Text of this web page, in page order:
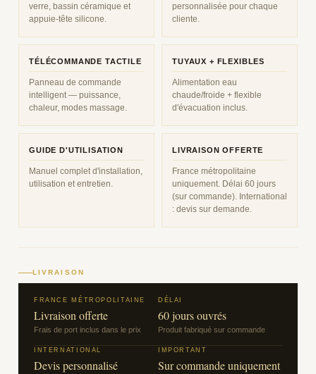
verre, bassin céramique et
appuie-tête silicone.
personnalisée pour chaque
cliente.
TÉLÉCOMMANDE TACTILE
Panneau de commande
intelligent — puissance,
chaleur, modes massage.
TUYAUX + FLEXIBLES
Alimentation eau
chaude/froide + flexible
d'évacuation inclus.
GUIDE D'UTILISATION
Manuel complet d'installation,
utilisation et entretien.
LIVRAISON OFFERTE
France métropolitaine
uniquement. Délai 60 jours
(sur commande). International
: devis sur demande.
LIVRAISON
FRANCE MÉTROPOLITAINE
Livraison offerte
Frais de port inclus dans le prix
DÉLAI
60 jours ouvrés
Produit fabriqué sur commande
INTERNATIONAL
Devis personnalisé
IMPORTANT
Sur commande uniquement